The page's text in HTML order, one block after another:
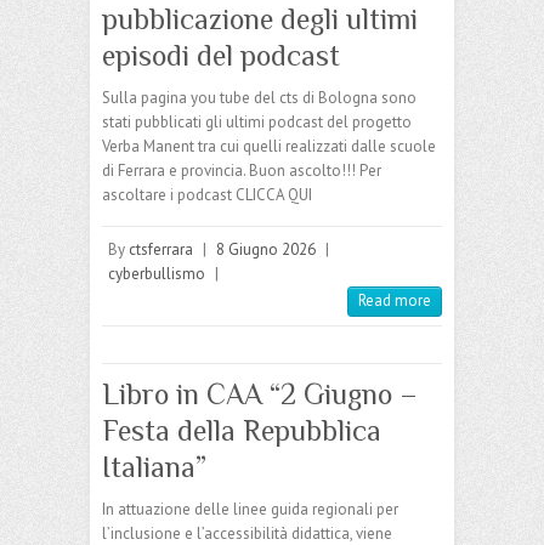
pubblicazione degli ultimi
episodi del podcast
Sulla pagina you tube del cts di Bologna sono
stati pubblicati gli ultimi podcast del progetto
Verba Manent tra cui quelli realizzati dalle scuole
di Ferrara e provincia. Buon ascolto!!! Per
ascoltare i podcast CLICCA QUI
By ctsferrara | 8 Giugno 2026 |
cyberbullismo |
Read more
Libro in CAA “2 Giugno –
Festa della Repubblica
Italiana”
In attuazione delle linee guida regionali per
l’inclusione e l’accessibilità didattica, viene